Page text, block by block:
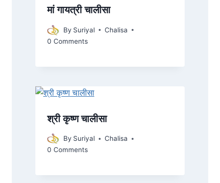
मां गायत्री चालीसा
By Suriyal
Chalisa
0 Comments
श्री कृष्ण चालीसा
By Suriyal
Chalisa
0 Comments